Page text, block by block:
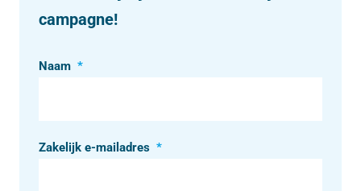
campagne!
Naam *
Zakelijk e-mailadres *